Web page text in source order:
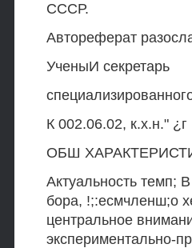
СССР.
Автореферат
УченыИ секретарь
К 002.06.02, к.х.н."
ОБШ
Актуальность темп;
бора, !;:есмчленш;о
центральное
экспериментально-